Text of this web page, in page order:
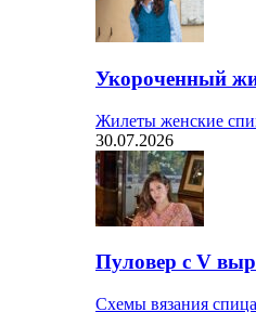
Укороченный
Жилеты женские
30.07.2026
Пуловер с V
Схемы вязания